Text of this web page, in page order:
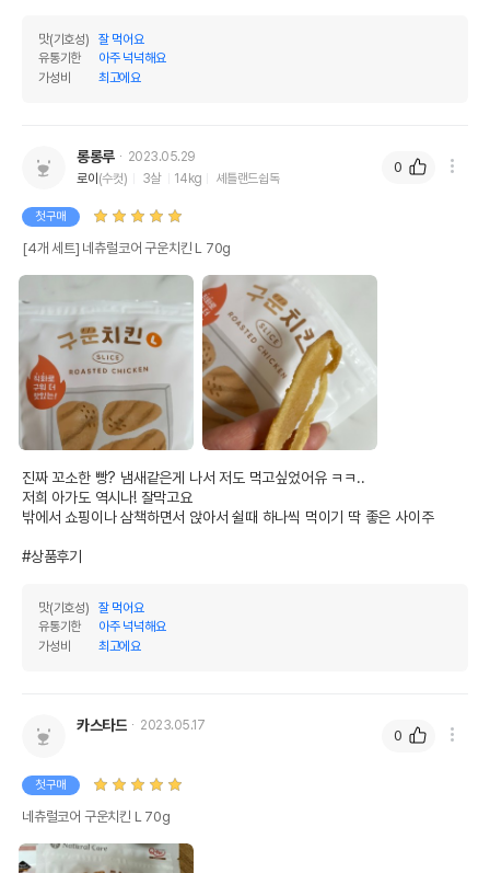
맛(기호성)
잘 먹어요
유통기한
아주 넉넉해요
가성비
최고에요
롱롱루
2023.05.29
로이(수컷) 3살 14kg 셰틀랜드쉽독
첫구매
[4개 세트] 네츄럴코어 구운치킨 L 70g
진짜 꼬소한 빵? 냄새같은게 나서 저도 먹고싶었어유 ㅋㅋ..
저희 아가도 역시나! 잘막고요
밖에서 쇼핑이나 삼책하면서 앉아서 쉴때 하나씩 먹이기 딱 좋은 사이주
#상품후기
맛(기호성)
잘 먹어요
유통기한
아주 넉넉해요
가성비
최고에요
0
카스타드 2023.05.17
첫구매
네츄럴코어 구운치킨 L 70g
0